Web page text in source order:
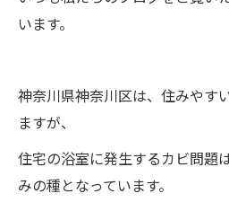
います。
神奈川県神奈川区は、住みやす
ますが、
住宅の浴室に発生するカビ問題
みの種となっています。